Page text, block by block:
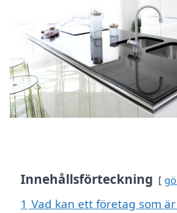
Innehållsförteckning
1 Vad kan ett företag som